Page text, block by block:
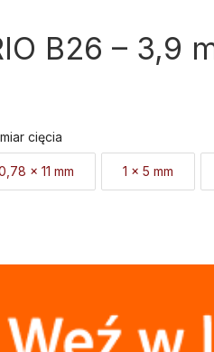
B26 – 3,9
cięcia
x 11 mm 1 x 5 mm